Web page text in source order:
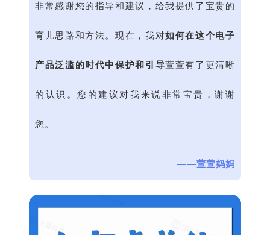
非常感谢您的指导和建议，给我提供了宝贵的
育儿思路和方法。现在，我对如何在这个电子
产品泛滥的时代中保护和引导萱萱有了更清晰
的认识。您的建议对我来说非常宝贵，谢谢
您。
——萱萱妈妈